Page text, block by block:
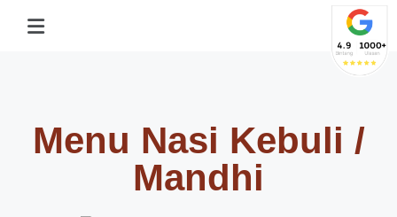
Menu Nasi Kebuli /
Mandhi